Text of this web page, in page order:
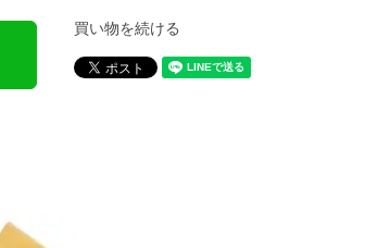
買い物を続ける